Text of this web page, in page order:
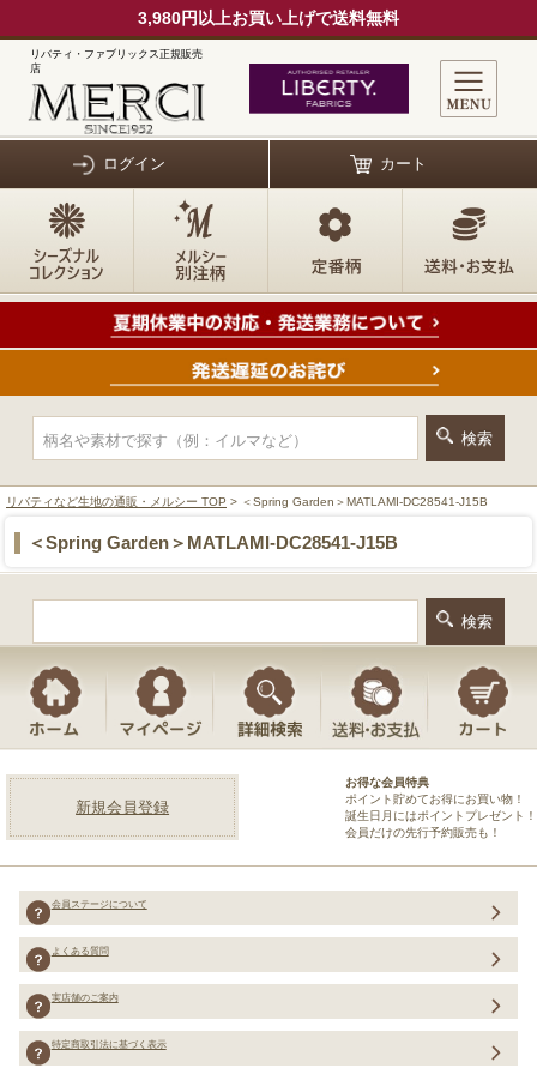
3,980円以上お買い上げで送料無料
リバティ・ファブリックス正規販売
店
ログイン カート
リバティなど生地の通販・メルシー TOP > ＜Spring Garden＞MATLAMI-DC28541-J15B
＜Spring Garden＞MATLAMI-DC28541-J15B
新規会員登録
お得な会員特典
ポイント貯めてお得にお買い物！
誕生日月にはポイントプレゼント！
会員だけの先行予約販売も！
会員ステージについて
よくある質問
実店舗のご案内
特定商取引法に基づく表示